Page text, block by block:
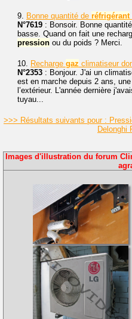
9. Bonne quantité de réfrigérant
N°7619 : Bonsoir. Bonne
basse. Quand on fait une
pression ou du poids ? Merci.
10. Recharge gaz climatiseur
N°2353 : Bonjour. J'ai un
est en marche depuis 2 ans,
l’extérieur. L'année dernière
tuyau...
>>> Résultats suivants pour :
Delonghi
Images d'illustration du forum